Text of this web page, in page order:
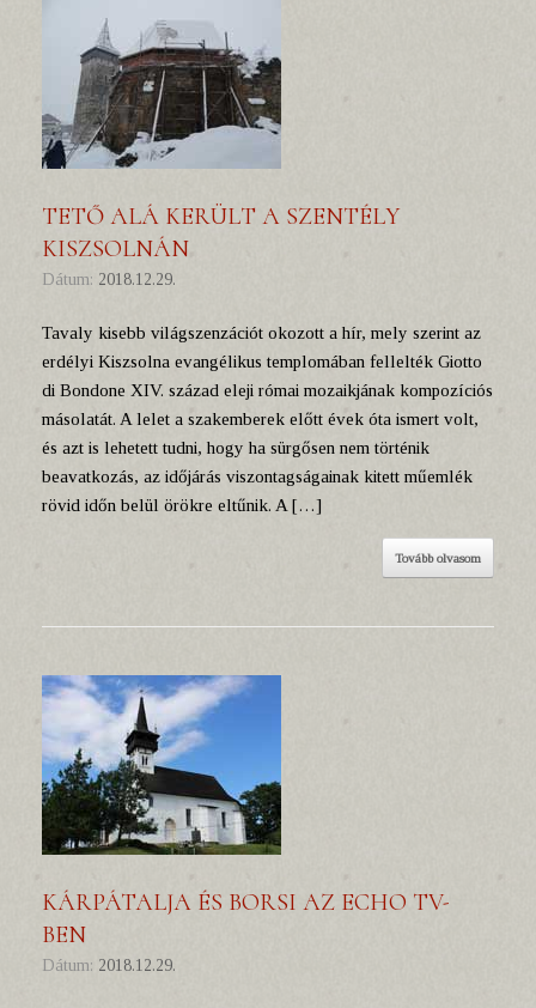
TETŐ ALÁ KERÜLT A SZENTÉLY
KISZSOLNÁN
Dátum: 2018.12.29.
Tavaly kisebb világszenzációt okozott a hír, mely szerint az
erdélyi Kiszsolna evangélikus templomában fellelték Giotto
di Bondone XIV. század eleji római mozaikjának kompozíciós
másolatát. A lelet a szakemberek előtt évek óta ismert volt,
és azt is lehetett tudni, hogy ha sürgősen nem történik
beavatkozás, az időjárás viszontagságainak kitett műemlék
rövid időn belül örökre eltűnik. A […]
Tovább olvasom
KÁRPÁTALJA ÉS BORSI AZ ECHO TV-
BEN
Dátum: 2018.12.29.